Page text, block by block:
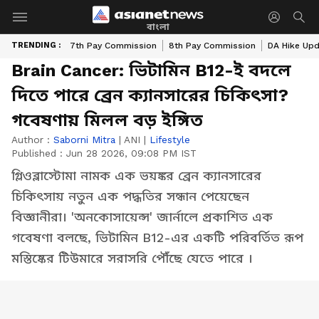
বাংলা
TRENDING : 7th Pay Commission 8th Pay Commission DA Hike
Brain Cancer: ভিটামিন B12-ই বদলে
দিতে পারে ব্রেন ক্যানসারের চিকিৎসা?
গবেষণায় মিলল বড় ইঙ্গিত
Author : Saborni Mitra | ANI | Lifestyle
Published : Jun 28 2026, 09:08 PM IST
গ্লিওব্লাস্টোমা নামক এক ভয়ঙ্কর ব্রেন ক্যানসারের
চিকিৎসায় নতুন এক পদ্ধতির সন্ধান পেয়েছেন
বিজ্ঞানীরা। 'অনকোসায়েন্স' জার্নালে প্রকাশিত এক
গবেষণা বলছে, ভিটামিন B12-এর একটি পরিবর্তিত রূপ
মস্তিষ্কের টিউমারে সরাসরি পৌঁছে যেতে পারে ।